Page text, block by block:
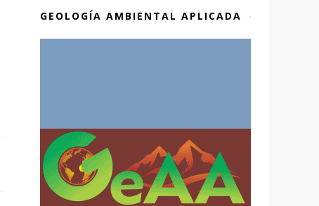
GEOLOGÍA AMBIENTAL APLICADA